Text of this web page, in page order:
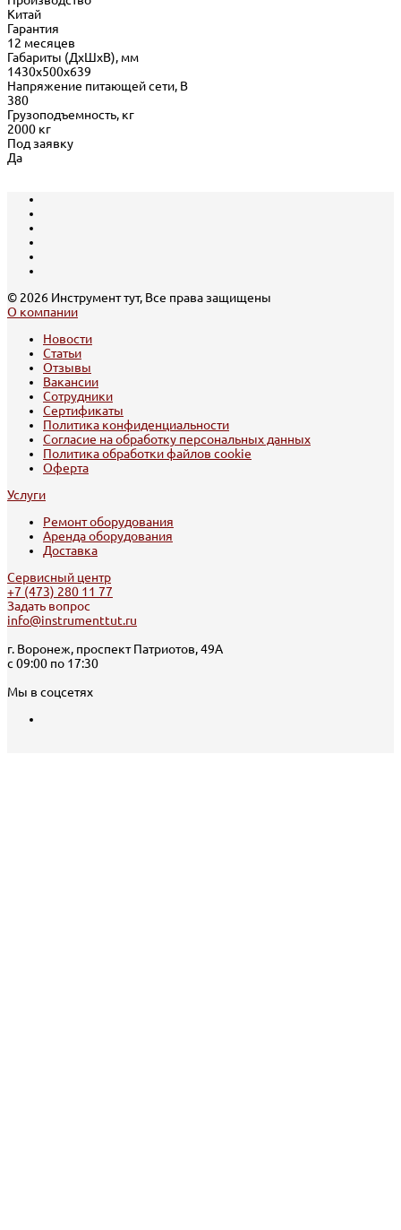
Китай
Гарантия
12 месяцев
Габариты (ДхШхВ), мм
1430х500х639
Напряжение питающей сети, В
380
Грузоподъемность, кг
2000 кг
Под заявку
Да
© 2026 Инструмент тут, Все права защищены
О компании
Новости
Статьи
Отзывы
Вакансии
Сотрудники
Сертификаты
Политика конфиденциальности
Согласие на обработку персональных данных
Политика обработки файлов cookie
Оферта
Услуги
Ремонт оборудования
Аренда оборудования
Доставка
Сервисный центр
+7 (473) 280 11 77
Задать вопрос
info@instrumenttut.ru
г. Воронеж, проспект Патриотов, 49А
с 09:00 по 17:30
Мы в соцсетях